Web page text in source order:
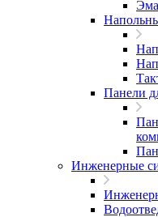
Панели
Инженерные